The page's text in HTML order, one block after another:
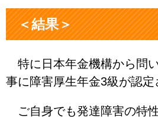
＜結果＞
特に日本年金機構から問
事に障害厚生年金3級が認定
ご自身でも発達障害の特